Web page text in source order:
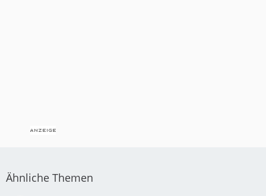
Ähnliche Themen